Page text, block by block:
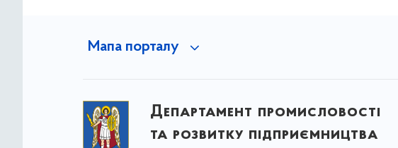
Мапа порталу
Департамент промисловості
та розвитку підприємництва